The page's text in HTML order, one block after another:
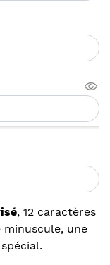
, 12 caractères
minuscule, une